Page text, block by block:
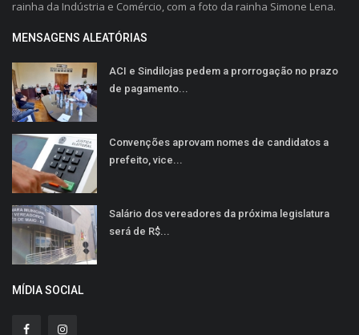
rainha da Indústria e Comércio, com a foto da rainha Simone Lena.
MENSAGENS ALEATÓRIAS
ACI e Sindilojas pedem a prorrogação no prazo
de pagamento...
Convenções aprovam nomes de candidatos a
prefeito, vice...
Salário dos vereadores da próxima legislatura
será de R$...
MÍDIA SOCIAL